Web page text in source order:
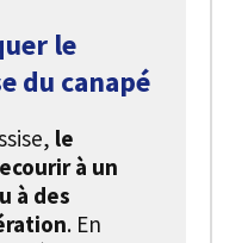
le
du canapé
le
à un
à des
. En